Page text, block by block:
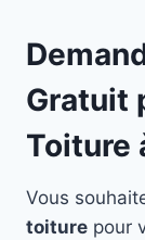
Gratuit
Toiture
Vous
toiture pour